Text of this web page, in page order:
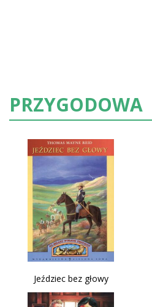
PRZYGODOWA
Jeździec bez głowy